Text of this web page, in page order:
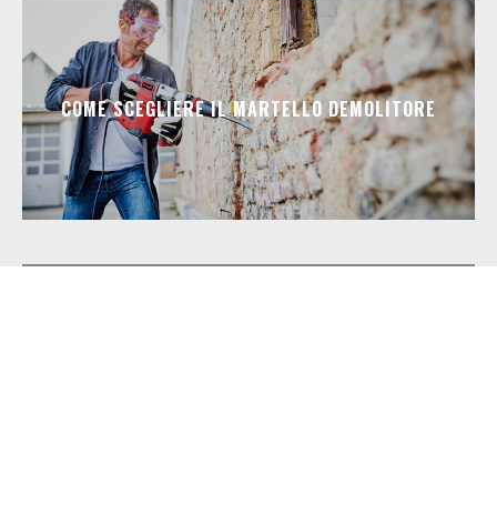
COME SCEGLIERE IL MARTELLO DEMOLITORE